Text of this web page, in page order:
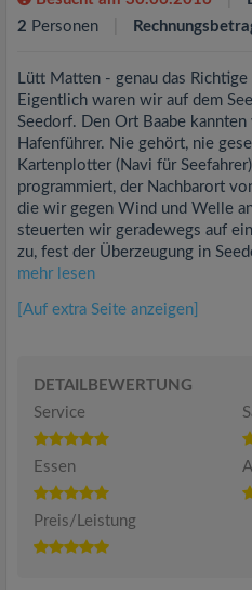
2 Personen
Lütt Matten - genau das
Eigentlich waren wir auf dem
Seedorf. Den Ort Baabe
Hafenführer. Nie gehört, nie
Kartenplotter (Navi für
programmiert, der Nachbarort
die wir gegen Wind und Welle
steuerten wir geradewegs auf
zu, fest der Überzeugung in
mehr lesen
[Auf extra Seite anzeigen]
DETAILBEWERTUNG
Service
Essen
Preis/Leistung